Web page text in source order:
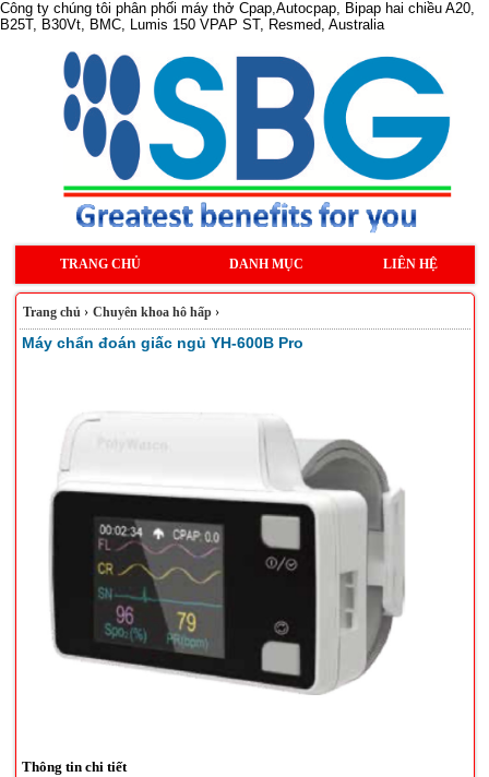
Công ty chúng tôi phân phối máy thở Cpap,Autocpap, Bipap hai chiều A20,
B25T, B30Vt, BMC, Lumis 150 VPAP ST, Resmed, Australia
TRANG CHỦ DANH MỤC LIÊN HỆ
Trang chủ› Chuyên khoa hô hấp ›
Máy chẩn đoán giấc ngủ YH-600B Pro
Thông tin chi tiết